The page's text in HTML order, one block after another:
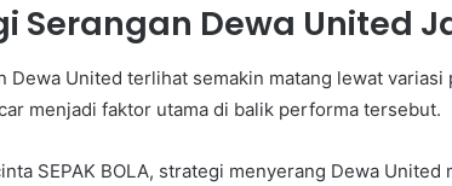
Serangan Dewa United
Dewa United terlihat semakin matang lewat
menjadi faktor utama di balik performa tersebut.
SEPAK BOLA, strategi menyerang Dewa